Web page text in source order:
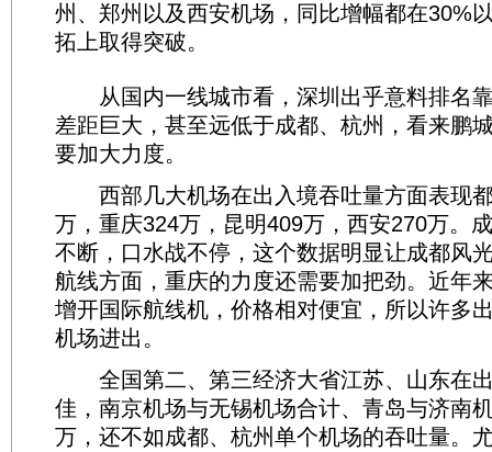
州、郑州以及西安机场，同比增幅都在30%
拓上取得突破。
从国内一线城市看，深圳出乎意料排名
差距巨大，甚至远低于成都、杭州，看来鹏
要加大力度。
西部几大机场在出入境吞吐量方面表现
万，重庆324万，昆明409万，西安270万。
不断，口水战不停，这个数据明显让成都风
航线方面，重庆的力度还需要加把劲。近年
增开国际航线机，价格相对便宜，所以许多
机场进出。
全国第二、第三经济大省江苏、山东在
佳，南京机场与无锡机场合计、青岛与济南
万，还不如成都、杭州单个机场的吞吐量。